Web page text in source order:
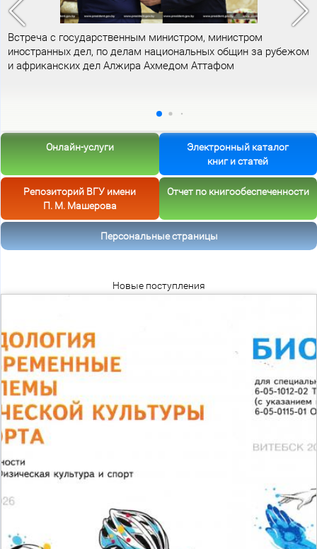
Встреча с государственным министром, министром
иностранных дел, по делам национальных общин за рубежом
и африканских дел Алжира Ахмедом Аттафом
Онлайн-услуги
Электронный каталог
книг и статей
Репозиторий ВГУ имени
П. М. Машерова
Отчет по книгообеспеченности
Персональные страницы
Новые поступления